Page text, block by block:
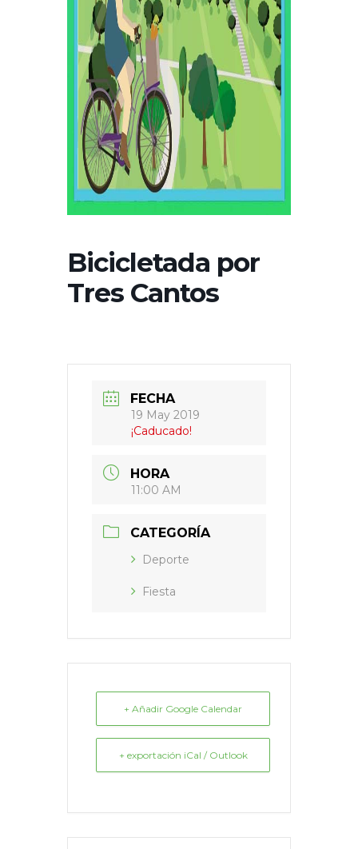
Bicicletada por
Tres Cantos
FECHA
19 May 2019
¡Caducado!
HORA
11:00 AM
CATEGORÍA
Deporte
Fiesta
+ Añadir Google Calendar
+ exportación iCal / Outlook